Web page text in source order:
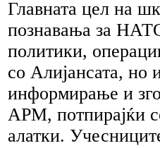
Главната цел на
познавања за
политики,
со Алијансата, но
информирање и
АРМ, потпирајќи
алатки.